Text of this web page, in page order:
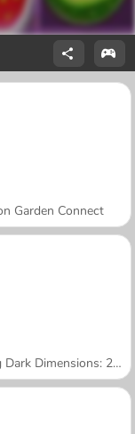
Garden Connect
Mahjongg Dark Dimensions: 210 Seconds